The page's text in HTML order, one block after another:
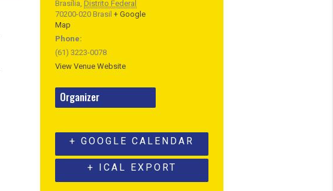
Brasília, Distrito Federal
70200-020 Brasil + Google
Map
Phone:
(61) 3223-0078
View Venue Website
Organizer
+ GOOGLE CALENDAR
+ ICAL EXPORT